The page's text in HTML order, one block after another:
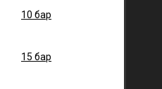
10 бар
15 бар